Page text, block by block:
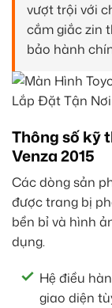
vượt trội với
cắm giắc zin
bảo hành
Thông số kỹ
Venza 2015
Các dòng sản
được trang bị
bền bỉ và hình
dụng.
Hệ điều
giao diện